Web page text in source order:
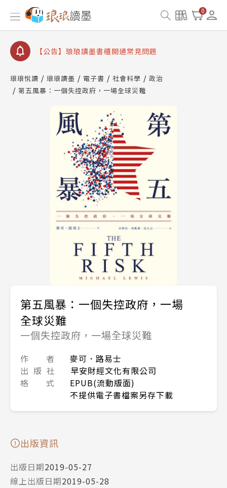
0
【公告】琅琅書店服務升級重要說明及資產合併結果
查詢
【公告】琅琅讀墨數位閱讀資產合併與書櫃開通申請
【公告】琅琅讀墨書櫃開通常見問題
請圖文教學
【公告】琅琅書店服務升級重要說明及資產合併結果
查詢
【公告】琅琅讀墨數位閱讀資產合併與書櫃開通申請
琅琅悅讀 琅琅讀墨 電子書 社會科學
政治
第五風暴：一個失控政府，一場全球災難
第五風暴：一個失控政府，一場
全球災難
一個失控政府，一場全球災難
作 者
麥可．路易士
出 版 社
早安財經文化有限公司
格 式
EPUB(流動版面)
不提供電子書檔案另存下載
出版資訊
出版日期2019-05-27
線上出版日期2019-05-28